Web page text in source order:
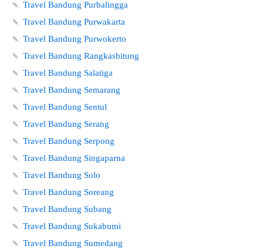
🍡 Travel Bandung Purbalingga
🍡 Travel Bandung Purwakarta
🍡 Travel Bandung Purwokerto
🍡 Travel Bandung Rangkasbitung
🍡 Travel Bandung Salatiga
🍡 Travel Bandung Semarang
🍡 Travel Bandung Sentul
🍡 Travel Bandung Serang
🍡 Travel Bandung Serpong
🍡 Travel Bandung Singaparna
🍡 Travel Bandung Solo
🍡 Travel Bandung Soreang
🍡 Travel Bandung Subang
🍡 Travel Bandung Sukabumi
🍡 Travel Bandung Sumedang